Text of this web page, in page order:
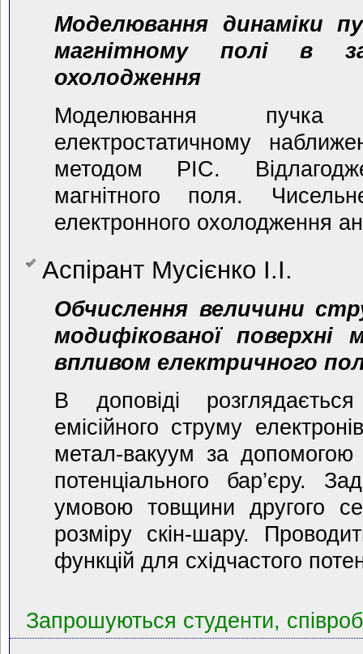
Моделювання динаміки
магнітному полі в
охолодження
Моделювання
електростатичному
методом PIC.
магнітного поля.
електронного охолодження
Аспірант Мусієнко І.І.
Обчислення величини
модифікованої
впливом електричного
В доповіді
емісійного струму
метал-вакуум за допомогою
потенціального бар’єру.
умовою товщини другого
розміру скін-шару.
функцій для східчастого
Запрошуються студенти,